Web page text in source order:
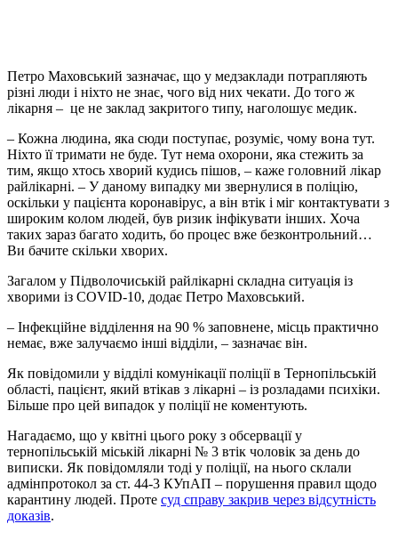
Петро Маховський зазначає, що у медзаклади потрапляють
різні люди і ніхто не знає, чого від них чекати. До того ж
лікарня – це не заклад закритого типу, наголошує медик.
– Кожна людина, яка сюди поступає, розуміє, чому вона тут.
Ніхто її тримати не буде. Тут нема охорони, яка стежить за
тим, якщо хтось хворий кудись пішов, – каже головний лікар
райлікарні. – У даному випадку ми звернулися в поліцію,
оскільки у пацієнта коронавірус, а він втік і міг контактувати з
широким колом людей, був ризик інфікувати інших. Хоча
таких зараз багато ходить, бо процес вже безконтрольний…
Ви бачите скільки хворих.
Загалом у Підволочиській райлікарні складна ситуація із
хворими із COVID-10, додає Петро Маховський.
– Інфекційне відділення на 90 % заповнене, місць практично
немає, вже залучаємо інші відділи, – зазначає він.
Як повідомили у відділі комунікації поліції в Тернопільській
області, пацієнт, який втікав з лікарні – із розладами психіки.
Більше про цей випадок у поліції не коментують.
Нагадаємо, що у квітні цього року з обсервації у
тернопільській міській лікарні № 3 втік чоловік за день до
виписки. Як повідомляли тоді у поліції, на нього склали
адмінпротокол за ст. 44-3 КУпАП – порушення правил щодо
карантину людей. Проте суд справу закрив через відсутність
доказів.